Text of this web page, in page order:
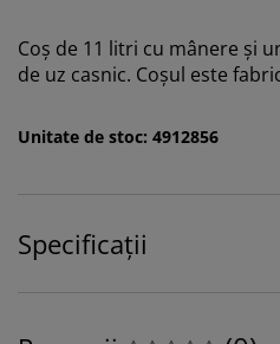
Coș de 11 litri cu mânere și
de uz casnic. Coșul este
Unitate de stoc: 4912856
Specificații